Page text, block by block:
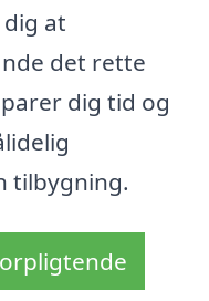
at
det rette
dig tid og
tilbygning.